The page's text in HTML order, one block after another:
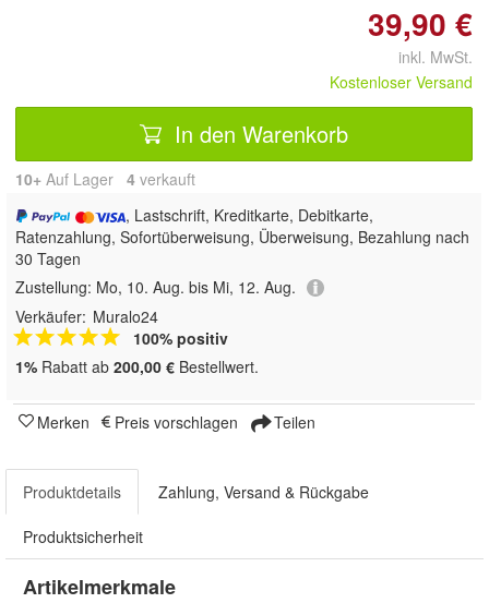
39,90 €
inkl. MwSt.
Kostenloser Versand
In den Warenkorb
10+ Auf Lager 4 verkauft
, Lastschrift, Kreditkarte, Debitkarte,
Ratenzahlung, Sofortüberweisung, Überweisung, Bezahlung nach
30 Tagen
Zustellung: Mo, 10. Aug. bis Mi, 12. Aug.
Verkäufer: Muralo24
100% positiv
1% Rabatt ab 200,00 € Bestellwert.
Merken Preis vorschlagen Teilen
Produktdetails Zahlung, Versand & Rückgabe
Produktsicherheit
Artikelmerkmale